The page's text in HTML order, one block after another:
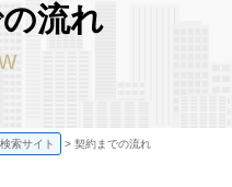
流れ
索サイト 契約までの流れ